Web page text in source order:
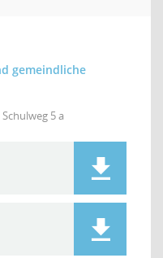
gemeindliche
5 a